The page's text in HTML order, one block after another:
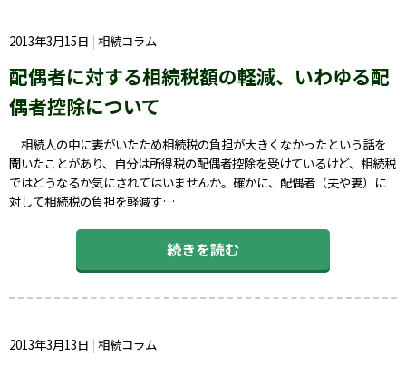
2013年3月15日 相続コラム
配偶者に対する相続税額の軽減、いわゆる配
偶者控除について
相続人の中に妻がいたため相続税の負担が大きくなかったという話を
聞いたことがあり、自分は所得税の配偶者控除を受けているけど、相続税
ではどうなるか気にされてはいませんか。確かに、配偶者（夫や妻）に
対して相続税の負担を軽減す…
続きを読む
2013年3月13日 相続コラム